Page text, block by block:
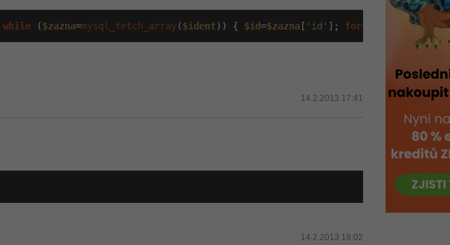
while ($zazna=mysql_fetch_array($ident)) { $id=$zazna [ 'id' ]; for $i<=
14.2.2013 17:41
14.2.2013 18:02